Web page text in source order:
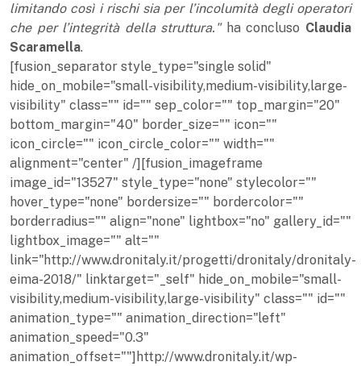
limitando così i rischi sia per l’incolumità degli operatori
che per l’integrità della struttura." ha concluso Claudia
Scaramella.
[fusion_separator style_type="single solid"
hide_on_mobile="small-visibility,medium-visibility,large-
visibility" class="" id="" sep_color="" top_margin="20"
bottom_margin="40" border_size="" icon=""
icon_circle="" icon_circle_color="" width=""
alignment="center" /][fusion_imageframe
image_id="13527" style_type="none" stylecolor=""
hover_type="none" bordersize="" bordercolor=""
borderradius="" align="none" lightbox="no" gallery_id=""
lightbox_image="" alt=""
link="http://www.dronitaly.it/progetti/dronitaly/dronitaly-
eima-2018/" linktarget="_self" hide_on_mobile="small-
visibility,medium-visibility,large-visibility" class="" id=""
animation_type="" animation_direction="left"
animation_speed="0.3"
animation_offset=""]http://www.dronitaly.it/wp-